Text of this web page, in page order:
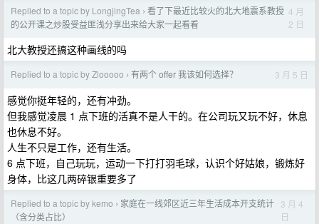
Replied to a topic by LongjingTea › 看了下最近比较火的北大地震系教授
的公开课之炒股受益匪浅分享出来给大家一起看看
4 月
2 日
北大教授还搞这种画线的吗
Replied to a topic by Zlooooo › 有两个 offer 我该如何选择？ 3 月 5 日
感觉你挺年轻的，还有冲劲。
但我感觉凌晨 1 点下班的活真不是人干的。在公司玩又玩不好，休息
也休息不好。
人生不只是工作，还有生活。
6 点下班，自己玩玩，运动一下打打羽毛球，认识个好姑娘，锻炼好
身体，比这几两碎银重要多了
Replied to a topic by kemo › 家庭在一线郊区近三年生活成本开支统计
（含分类占比）
3 月 4
日